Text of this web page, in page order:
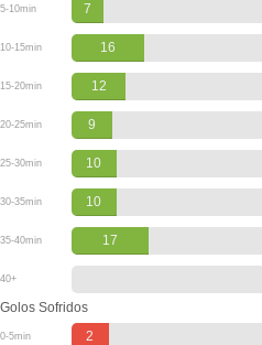
5-10min 7
10-15min 16
15-20min 12
20-25min 9
25-30min 10
30-35min 10
35-40min 17
40+
Golos Sofridos
0-5min 2